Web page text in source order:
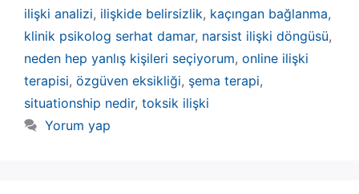
ilişki analizi, ilişkide belirsizlik, kaçıngan bağlanma,
klinik psikolog serhat damar, narsist ilişki döngüsü,
neden hep yanlış kişileri seçiyorum, online ilişki
terapisi, özgüven eksikliği, şema terapi,
situationship nedir, toksik ilişki
Yorum yap